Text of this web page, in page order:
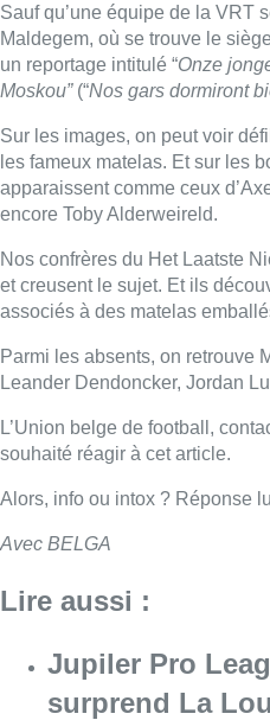
Sauf qu’une équipe de la VRT
Maldegem, où se trouve le
un reportage intitulé “Onze
Moskou”(“Nos gars dormiront
Sur les images, on peut voir
les fameux matelas. Et sur les
apparaissent comme ceux
encore Toby Alderweireld.
Nos confrères du Het Laatste
et creusent le sujet. Et ils
associés à des matelas
Parmi les absents, on retrouve
Leander Dendoncker, Jordan
L’Union belge de football,
souhaité réagir à cet article.
Alors, info ou intox ? Réponse
Avec BELGA
Lire aussi :
Jupiler Pro
surprend La